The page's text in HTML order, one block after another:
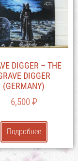
DIGGER – THE
DIGGER
(GERMANY)
6,500₽
Подробнее